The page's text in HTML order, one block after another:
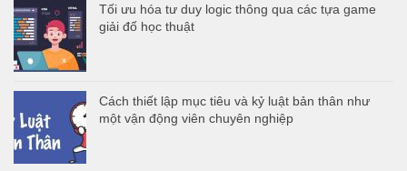
Tối ưu hóa tư duy logic thông qua các tựa game
giải đố học thuật
Cách thiết lập mục tiêu và kỷ luật bản thân như
một vận động viên chuyên nghiệp